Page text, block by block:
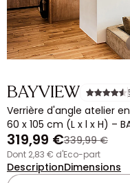
BAYVIEW
Verrière d'angle atelier
60 x 105 cm (L x l x H) –
319,99 €339,99 €
dont 2,83 € d'Eco-part
DescriptionDimensions